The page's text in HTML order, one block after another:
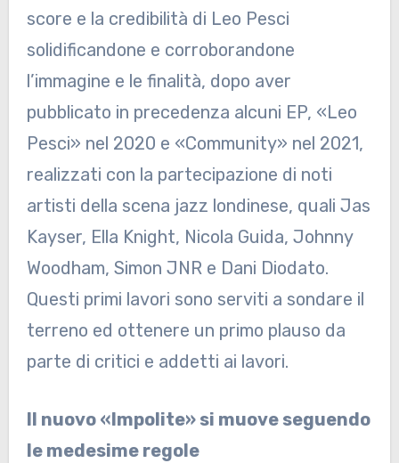
score e la credibilità di Leo Pesci
solidificandone e corroborandone
l’immagine e le finalità, dopo aver
pubblicato in precedenza alcuni EP, «Leo
Pesci» nel 2020 e «Community» nel 2021,
realizzati con la partecipazione di noti
artisti della scena jazz londinese, quali Jas
Kayser, Ella Knight, Nicola Guida, Johnny
Woodham, Simon JNR e Dani Diodato.
Questi primi lavori sono serviti a sondare il
terreno ed ottenere un primo plauso da
parte di critici e addetti ai lavori.
Il nuovo «Impolite» si muove seguendo
le medesime regole